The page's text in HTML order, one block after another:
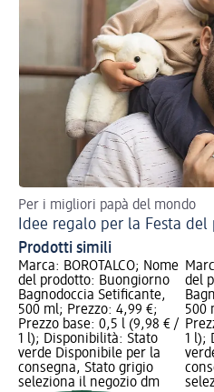
Per i migliori papà del mondo
Idee regalo per la Festa del
Prodotti simili
Marca: BOROTALCO; Nome
del prodotto: Buongiorno
Bagnodoccia Setificante,
500 ml; Prezzo: 4,99 €;
Prezzo base: 0,5 l (9,98 € /
1 l); Disponibilità: Stato
verde Disponibile per la
consegna, Stato grigio
seleziona il negozio dm
del
500
1 l);